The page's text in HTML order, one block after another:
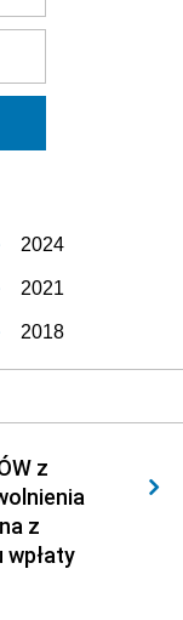
2024
2021
2018
2015
2012
2009
2006
2003
z
z